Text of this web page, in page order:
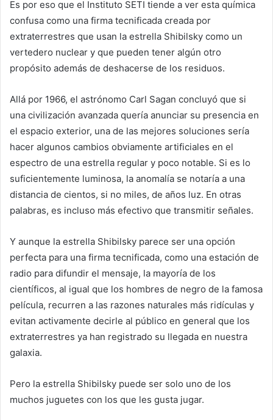
Es por eso que el Instituto SETI tiende a ver esta química
confusa como una firma tecnificada creada por
extraterrestres que usan la estrella Shibilsky como un
vertedero nuclear y que pueden tener algún otro
propósito además de deshacerse de los residuos.
Allá por 1966, el astrónomo Carl Sagan concluyó que si
una civilización avanzada quería anunciar su presencia en
el espacio exterior, una de las mejores soluciones sería
hacer algunos cambios obviamente artificiales en el
espectro de una estrella regular y poco notable. Si es lo
suficientemente luminosa, la anomalía se notaría a una
distancia de cientos, si no miles, de años luz. En otras
palabras, es incluso más efectivo que transmitir señales.
Y aunque la estrella Shibilsky parece ser una opción
perfecta para una firma tecnificada, como una estación de
radio para difundir el mensaje, la mayoría de los
científicos, al igual que los hombres de negro de la famosa
película, recurren a las razones naturales más ridículas y
evitan activamente decirle al público en general que los
extraterrestres ya han registrado su llegada en nuestra
galaxia.
Pero la estrella Shibilsky puede ser solo uno de los
muchos juguetes con los que les gusta jugar.